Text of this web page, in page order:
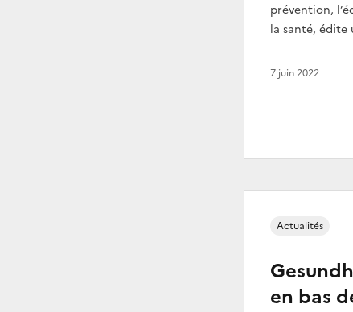
prévention,
la santé, édite
7 juin 2022
en bas
Actualités